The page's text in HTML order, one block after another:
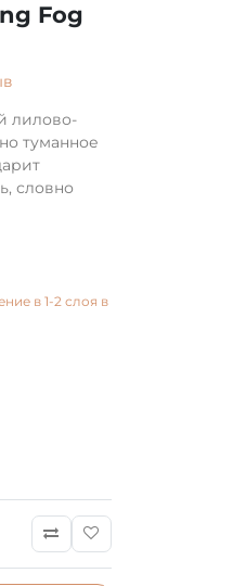
Fog
лилово-
туманное
словно
в 1-2 слоя в